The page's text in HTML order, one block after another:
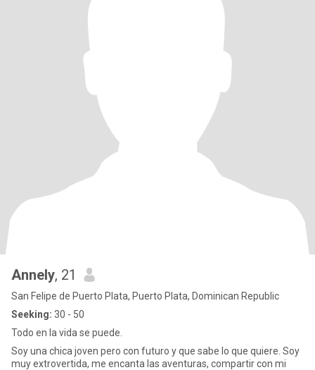
Annely, 21
San Felipe de Puerto Plata, Puerto Plata, Dominican Republic
Seeking: 30 - 50
Todo en la vida se puede.
Soy una chica joven pero con futuro y que sabe lo que quiere. Soy
muy extrovertida, me encanta las aventuras, compartir con mi